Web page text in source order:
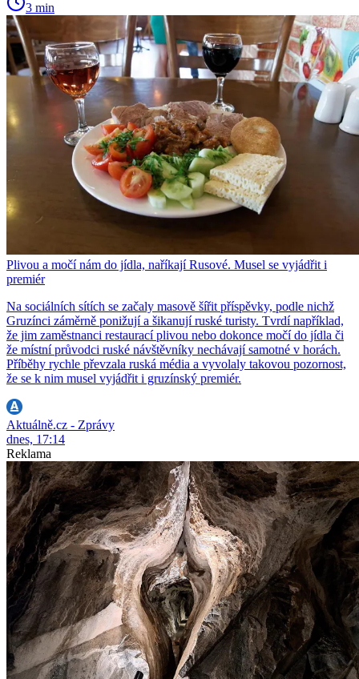
3 min
Plivou a močí nám do jídla, naříkají Rusové. Musel se vyjádřit i
premiér
Na sociálních sítích se začaly masově šířit příspěvky, podle nichž
Gruzínci záměrně ponižují a šikanují ruské turisty. Tvrdí například,
že jim zaměstnanci restaurací plivou nebo dokonce močí do jídla či
že místní průvodci ruské návštěvníky nechávají samotné v horách.
Příběhy rychle převzala ruská média a vyvolaly takovou pozornost,
že se k nim musel vyjádřit i gruzínský premiér.
Aktuálně.cz - Zprávy
dnes, 17:14
Reklama